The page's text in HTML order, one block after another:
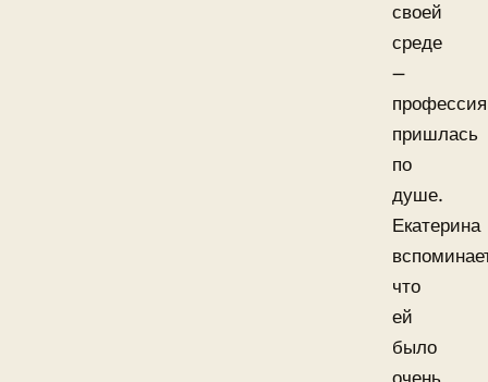
своей
среде
—
профессия
пришлась
по
душе.
Екатерина
что
ей
было
очень